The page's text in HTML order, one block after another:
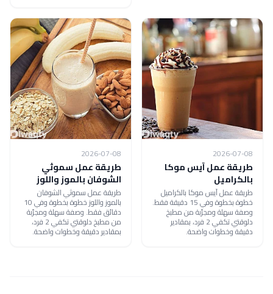
2026-07-08
طريقة عمل آيس موكا
بالكراميل
طريقة عمل آيس موكا بالكراميل
خطوة بخطوة وفي 15 دقيقة فقط.
وصفة سهلة ومجرّبة من مطبخ
دلوقتي تكفي 2 فرد، بمقادير
دقيقة وخطوات واضحة.
2026-07-08
طريقة عمل سموثي
الشوفان بالموز واللوز
طريقة عمل سموثي الشوفان
بالموز واللوز خطوة بخطوة وفي 10
دقائق فقط. وصفة سهلة ومجرّبة
من مطبخ دلوقتي تكفي 2 فرد،
بمقادير دقيقة وخطوات واضحة.